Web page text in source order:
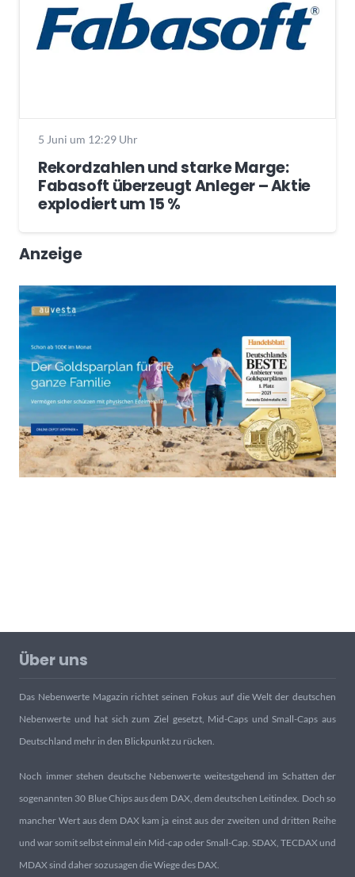
5 Juni um 12:29 Uhr
Rekordzahlen und starke Marge:
Fabasoft überzeugt Anleger – Aktie
explodiert um 15 %
Anzeige
Über uns
Das Nebenwerte Magazin richtet seinen Fokus auf die Welt der deutschen
Nebenwerte und hat sich zum Ziel gesetzt, Mid-Caps und Small-Caps aus
Deutschland mehr in den Blickpunkt zu rücken.
Noch immer stehen deutsche Nebenwerte weitestgehend im Schatten der
sogenannten 30 Blue Chips aus dem DAX, dem deutschen Leitindex. Doch so
mancher Wert aus dem DAX kam ja einst aus der zweiten und dritten Reihe
und war somit selbst einmal ein Mid-cap oder Small-Cap. SDAX, TECDAX und
MDAX sind daher sozusagen die Wiege des DAX.